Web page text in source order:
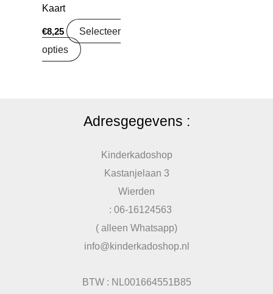
Kaart
€8,25
Selecteer
opties
Adresgegevens :
Kinderkadoshop
Kastanjelaan 3
Wierden
: 06-16124563
( alleen Whatsapp)
info@kinderkadoshop.nl
BTW : NL001664551B85